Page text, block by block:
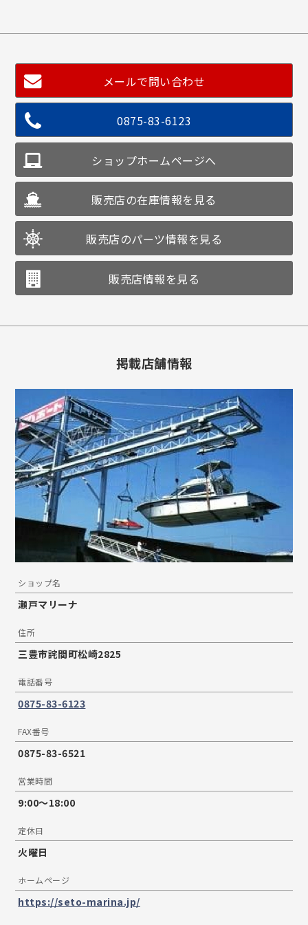
メールで問い合わせ
0875-83-6123
ショップホームページへ
販売店の在庫情報を見る
販売店のパーツ情報を見る
販売店情報を見る
掲載店舗情報
ショップ名
瀬戸マリーナ
住所
三豊市詫間町松崎2825
電話番号
0875-83-6123
FAX番号
0875-83-6521
営業時間
9:00～18:00
定休日
火曜日
ホームページ
https://seto-marina.jp/